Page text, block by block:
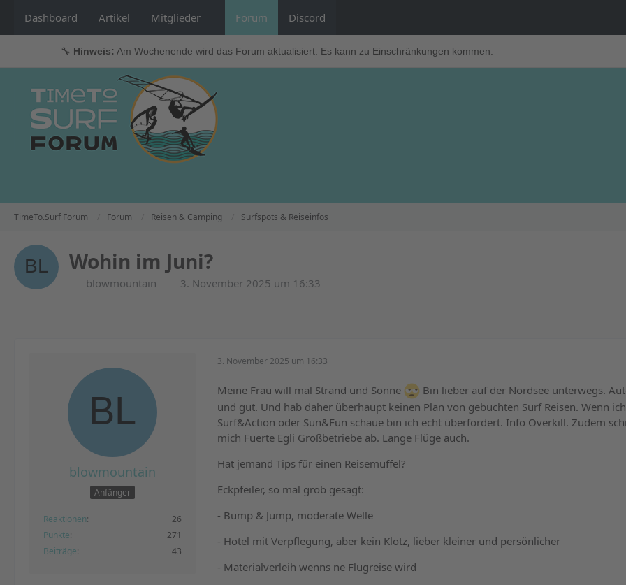
🔧 Hinweis: Am Wochenende wird das Forum aktualisiert. Es kann zu Einschränkungen kommen.
Dashboard Artikel Mitglieder Forum Discord
TimeTo.Surf Forum Forum Reisen & Camping Surfspots & Reiseinfos
Wohin im Juni?
blowmountain 3. November 2025 um 16:33
blowmountain
Anfänger
Reaktionen
26
Punkte
271
Beiträge
43
3. November 2025 um 16:33
Meine Frau will mal Strand und Sonne
Bin lieber auf der Nordsee unterwegs.
und gut. Und hab daher überhaupt keinen Plan von gebuchten Surf Reisen. Wenn
Surf&Action oder Sun&Fun schaue bin ich echt überfordert. Info Overkill. Zudem
mich Fuerte Egli Großbetriebe ab. Lange Flüge auch.
Hat jemand Tips für einen Reisemuffel?
Eckpfeiler, so mal grob gesagt:
- Bump & Jump, moderate Welle
- Hotel mit Verpflegung, aber kein Klotz, lieber kleiner und persönlicher
- Materialverleih wenns ne Flugreise wird